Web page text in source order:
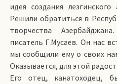
идея создания
Решили обратиться в
творчества
писатель Г.Мусаев. Он нас
мы сообщили ему о своих
Оказывается, для этой
Его отец, канатоходец,